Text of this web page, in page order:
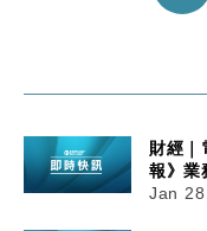
財經
報》業
Jan